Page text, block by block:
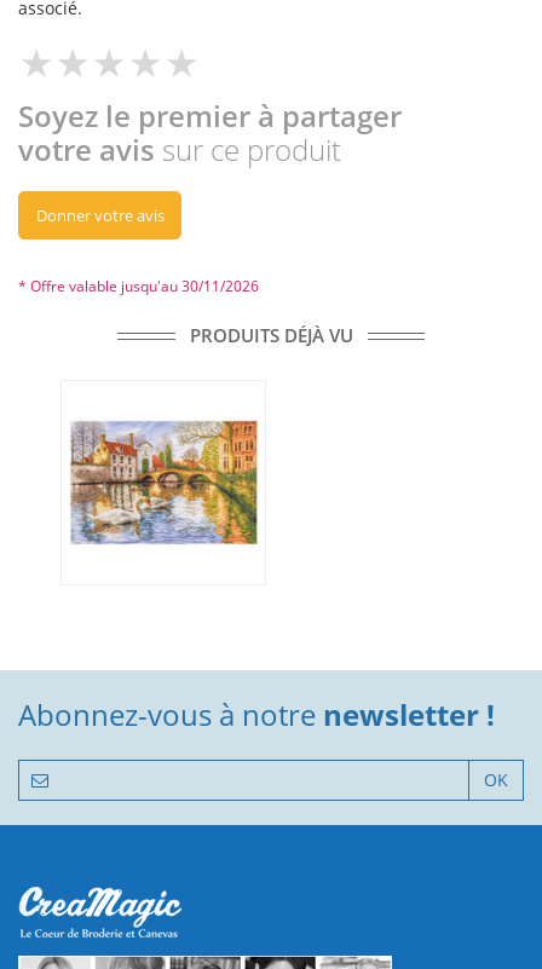
associé.
Soyez le premier à partager
votre avis sur ce produit
Donner votre avis
* Offre valable jusqu'au 30/11/2026
PRODUITS DÉJÀ VU
Abonnez-vous à notre newsletter !
OK